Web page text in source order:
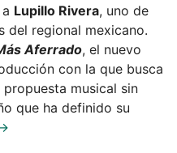
Lupillo Rivera, uno de
del regional mexicano.
Aferrado, el nuevo
con la que busca
musical sin
que ha definido su